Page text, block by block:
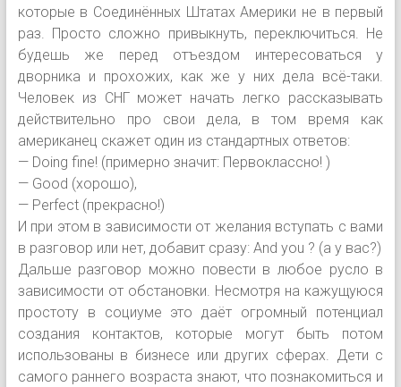
которые в Соединённых Штатах Америки не в первый
раз. Просто сложно привыкнуть, переключиться. Не
будешь же перед отъездом интересоваться у
дворника и прохожих, как же у них дела всё-таки.
Человек из СНГ может начать легко рассказывать
действительно про свои дела, в том время как
американец скажет один из стандартных ответов:
— Doing fine! (примерно значит: Первоклассно! )
— Good (хорошо),
— Perfect (прекрасно!)
И при этом в зависимости от желания вступать с вами
в разговор или нет, добавит сразу: And you ? (а у вас?)
Дальше разговор можно повести в любое русло в
зависимости от обстановки. Несмотря на кажущуюся
простоту в социуме это даёт огромный потенциал
создания контактов, которые могут быть потом
использованы в бизнесе или других сферах. Дети с
самого раннего возраста знают, что познакомиться и